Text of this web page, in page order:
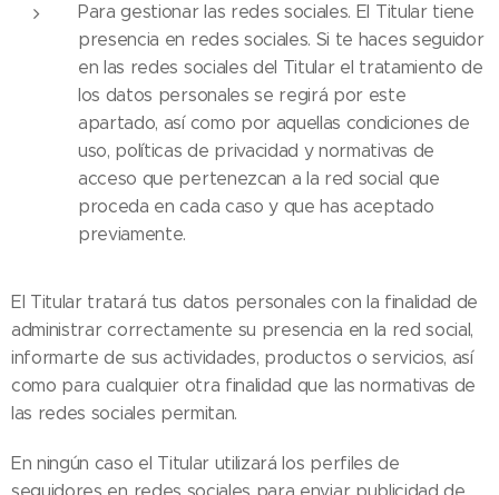
Para gestionar las redes sociales. El Titular tiene
presencia en redes sociales. Si te haces seguidor
en las redes sociales del Titular el tratamiento de
los datos personales se regirá por este
apartado, así como por aquellas condiciones de
uso, políticas de privacidad y normativas de
acceso que pertenezcan a la red social que
proceda en cada caso y que has aceptado
previamente.
El Titular tratará tus datos personales con la finalidad de
administrar correctamente su presencia en la red social,
informarte de sus actividades, productos o servicios, así
como para cualquier otra finalidad que las normativas de
las redes sociales permitan.
En ningún caso el Titular utilizará los perfiles de